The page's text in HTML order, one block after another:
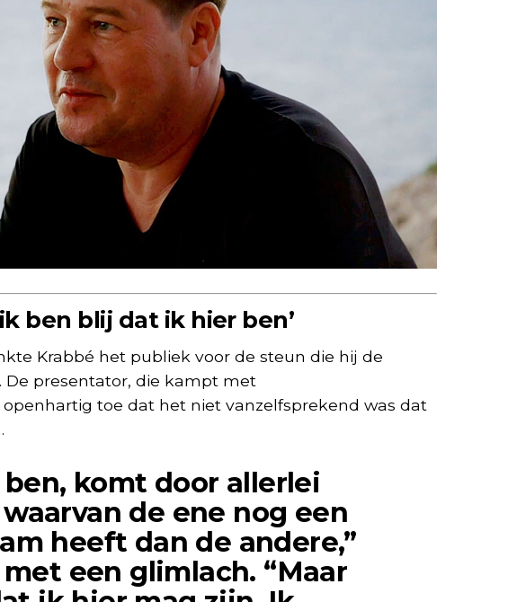
ben blij dat ik hier ben’
Krabbé het publiek voor de steun die hij de
presentator, die kampt met
toe dat het niet vanzelfsprekend was dat
komt door allerlei
de ene nog een
heeft dan de andere,”
een glimlach. “Maar